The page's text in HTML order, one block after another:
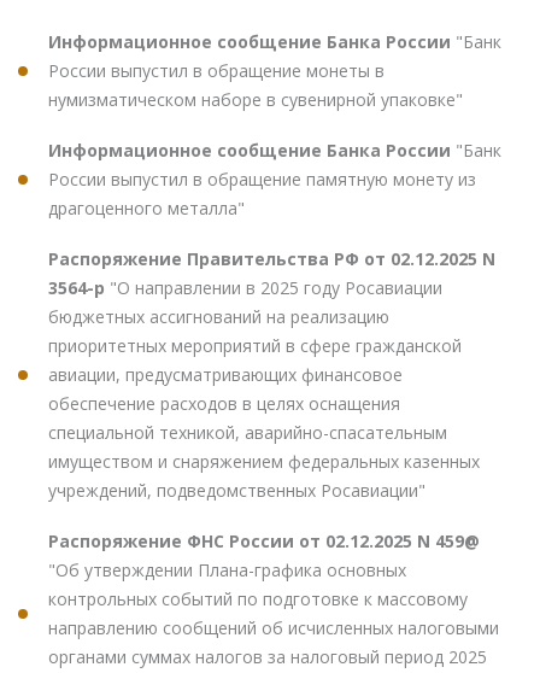
Информационное сообщение Банка России "Банк
России выпустил в обращение монеты в
нумизматическом наборе в сувенирной упаковке"
Информационное сообщение Банка России "Банк
России выпустил в обращение памятную монету из
драгоценного металла"
Распоряжение Правительства РФ от 02.12.2025 N
3564-р "О направлении в 2025 году Росавиации
бюджетных ассигнований на реализацию
приоритетных мероприятий в сфере гражданской
авиации, предусматривающих финансовое
обеспечение расходов в целях оснащения
специальной техникой, аварийно-спасательным
имуществом и снаряжением федеральных казенных
учреждений, подведомственных Росавиации"
Распоряжение ФНС России от 02.12.2025 N 459@
"Об утверждении Плана-графика основных
контрольных событий по подготовке к массовому
направлению сообщений об исчисленных налоговыми
органами суммах налогов за налоговый период 2025